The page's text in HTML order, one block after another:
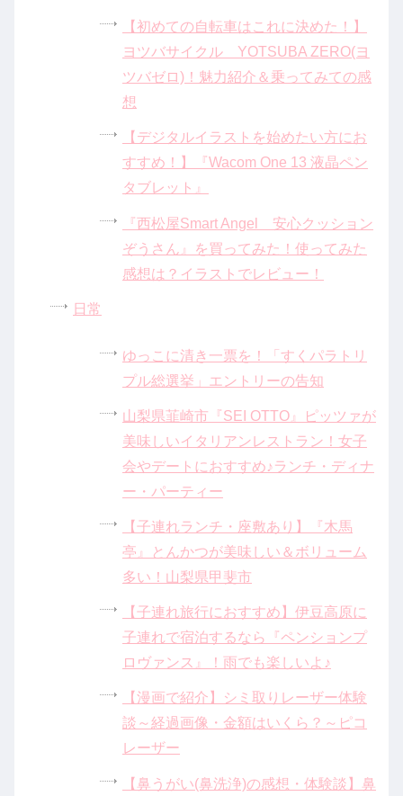
【初めての自転車はこれに決めた！】
ヨツバサイクル YOTSUBA ZERO(ヨ
ツバゼロ)！魅力紹介＆乗ってみての感
想
【デジタルイラストを始めたい方にお
すすめ！】『Wacom One 13 液晶ペン
タブレット』
『西松屋Smart Angel 安心クッション
ぞうさん』を買ってみた！使ってみた
感想は？イラストでレビュー！
日常
ゆっこに清き一票を！「すくパラトリ
プル総選挙」エントリーの告知
山梨県韮崎市『SEI OTTO』ピッツァが
美味しいイタリアンレストラン！女子
会やデートにおすすめ♪ランチ・ディナ
ー・パーティー
【子連れランチ・座敷あり】『木馬
亭』とんかつが美味しい＆ボリューム
多い！山梨県甲斐市
【子連れ旅行におすすめ】伊豆高原に
子連れで宿泊するなら『ペンションプ
ロヴァンス』！雨でも楽しいよ♪
【漫画で紹介】シミ取りレーザー体験
談～経過画像・金額はいくら？～ピコ
レーザー
【鼻うがい(鼻洗浄)の感想・体験談】鼻